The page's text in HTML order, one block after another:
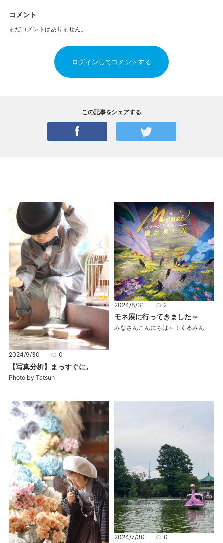
コメント
まだコメントはありません。
ログインしてコメントする
この記事をシェアする
2024/9/30 0
【写真分析】まっすぐに。
Photo by Tatsuh
2024/8/31 2
モネ展に行ってきました～
みなさんこんにちは～！くるみん
2024/7/30 0